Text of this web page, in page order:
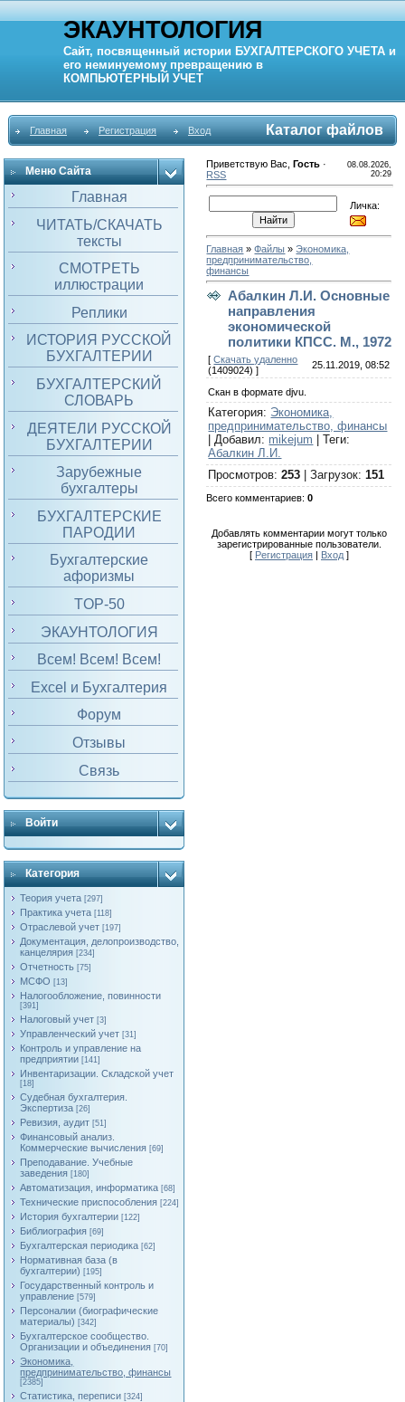
ЭКАУНТОЛОГИЯ
Сайт, посвященный истории БУХГАЛТЕРСКОГО УЧЕТА и
его неминуемому превращению в
КОМПЬЮТЕРНЫЙ УЧЕТ
Главная Регистрация Вход Каталог файлов
Меню Сайта
Главная
ЧИТАТЬ/СКАЧАТЬ
тексты
СМОТРЕТЬ
иллюстрации
Реплики
ИСТОРИЯ РУССКОЙ
БУХГАЛТЕРИИ
БУХГАЛТЕРСКИЙ
СЛОВАРЬ
ДЕЯТЕЛИ РУССКОЙ
БУХГАЛТЕРИИ
Зарубежные
бухгалтеры
БУХГАЛТЕРСКИЕ
ПАРОДИИ
Бухгалтерские
афоризмы
TOP-50
ЭКАУНТОЛОГИЯ
Всем! Всем! Всем!
Excel и Бухгалтерия
Форум
Отзывы
Связь
Войти
Категория
Теория учета [297]
Практика учета [118]
Отраслевой учет [197]
Документация, делопроизводство,
канцелярия [234]
Отчетность [75]
МСФО [13]
Налогообложение, повинности
[391]
Налоговый учет [3]
Управленческий учет [31]
Контроль и управление на
предприятии [141]
Инвентаризации. Складской учет
[18]
Судебная бухгалтерия.
Экспертиза [26]
Ревизия, аудит [51]
Финансовый анализ.
Коммерческие вычисления [69]
Преподавание. Учебные
заведения [180]
Автоматизация, информатика [68]
Технические приспособления [224]
История бухгалтерии [122]
Библиография [69]
Бухгалтерская периодика [62]
Нормативная база (в
бухгалтерии) [195]
Государственный контроль и
управление [579]
Персоналии (биографические
материалы) [342]
Бухгалтерское сообщество.
Организации и объединения [70]
Экономика,
предпринимательство, финансы
[2385]
Статистика, переписи [324]
Приветствую Вас ,Гость ·
RSS
08.08.2026,
20:29
Личка:
Главная »Файлы »Экономика,
предпринимательство,
финансы
Абалкин Л.И. Основные
направления
экономической
политики КПСС. М., 1972
[Скачать удаленно
(1409024) ]
25.11.2019, 08:52
Скан в формате djvu.
Категория: Экономика,
предпринимательство, финансы
|Добавил: mikejum |Теги:
Абалкин Л.И.
Просмотров:253 |Загрузок:151
Всего комментариев:0
Добавлять комментарии могут только
зарегистрированные пользователи.
[ Регистрация| Вход]